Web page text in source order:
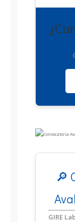
🔎
GIRE